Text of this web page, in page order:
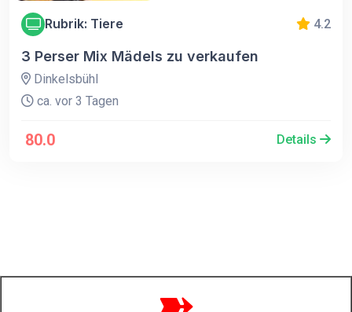
Rubrik: Tiere 4.2
3 Perser Mix Mädels zu verkaufen
Dinkelsbühl
ca. vor 3 Tagen
80.0 Details